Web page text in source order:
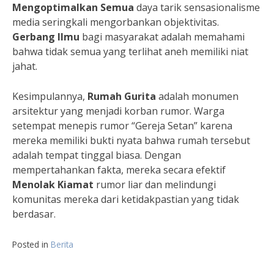
Mengoptimalkan Semua daya tarik sensasionalisme
media seringkali mengorbankan objektivitas.
Gerbang Ilmu bagi masyarakat adalah memahami
bahwa tidak semua yang terlihat aneh memiliki niat
jahat.
Kesimpulannya, Rumah Gurita adalah monumen
arsitektur yang menjadi korban rumor. Warga
setempat menepis rumor “Gereja Setan” karena
mereka memiliki bukti nyata bahwa rumah tersebut
adalah tempat tinggal biasa. Dengan
mempertahankan fakta, mereka secara efektif
Menolak Kiamat rumor liar dan melindungi
komunitas mereka dari ketidakpastian yang tidak
berdasar.
Posted in Berita